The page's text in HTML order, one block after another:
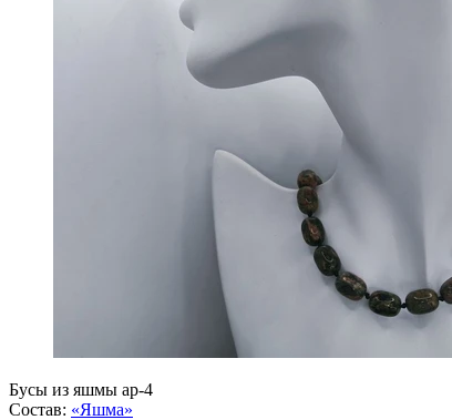
Бусы из яшмы ар-4
Состав: «Яшма»